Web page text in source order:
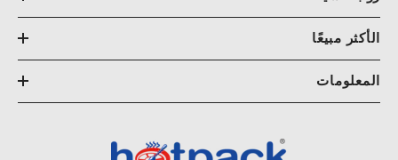
الأكثر مبيعًا
المعلومات